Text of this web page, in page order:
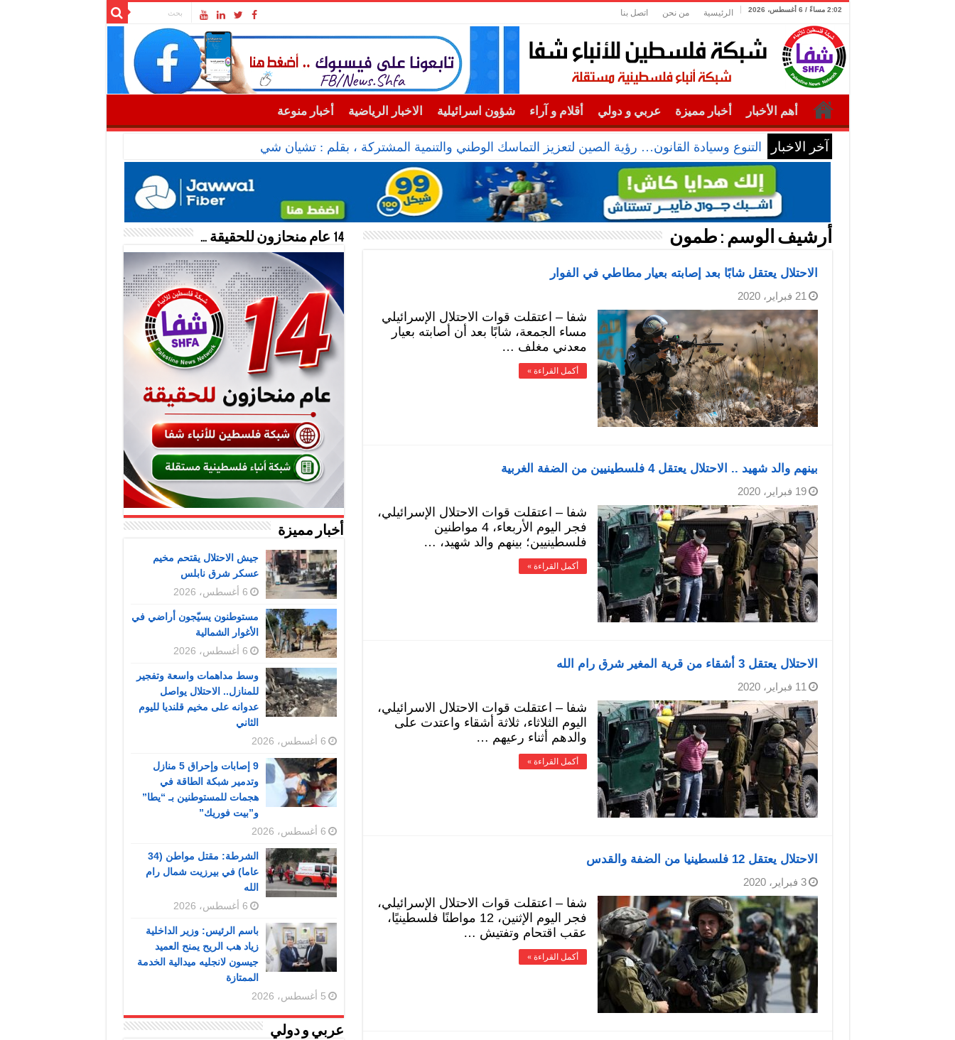
2:02 مساءً / 6 أغسطس، 2026 الرئيسية من نحن اتصل بنا
أهم الأخبار أخبار مميزة عربي و دولي أقلام و آراء شؤون اسرائيلية الاخبار الرياضية أخبار منوعة
آخر الاخبار التنوع وسيادة القانون… رؤية الصين لتعزيز التماسك الوطني والتنمية المشتركة ، بقلم : تشيان شي
أرشيف الوسم : طمون
الاحتلال يعتقل شابًا بعد إصابته بعيار مطاطي في الفوار
21 فبراير، 2020
شفا – اعتقلت قوات الاحتلال الإسرائيلي
مساء الجمعة، شابًا بعد أن أصابته بعيار
معدني مغلف …
أكمل القراءة »
بينهم والد شهيد .. الاحتلال يعتقل 4 فلسطينيين من الضفة الغربية
19 فبراير، 2020
شفا – اعتقلت قوات الاحتلال الإسرائيلي،
فجر اليوم الأربعاء، 4 مواطنين
فلسطينيين؛ بينهم والد شهيد، …
أكمل القراءة »
الاحتلال يعتقل 3 أشقاء من قرية المغير شرق رام الله
11 فبراير، 2020
شفا – اعتقلت قوات الاحتلال الاسرائيلي،
اليوم الثلاثاء، ثلاثة أشقاء واعتدت على
والدهم أثناء رعيهم …
أكمل القراءة »
الاحتلال يعتقل 12 فلسطينيا من الضفة والقدس
3 فبراير، 2020
شفا – اعتقلت قوات الاحتلال الإسرائيلي،
فجر اليوم الإثنين، 12 مواطنًا فلسطينيًا،
عقب اقتحام وتفتيش …
أكمل القراءة »
14 عام منحازون للحقيقة …
أخبار مميزة
جيش الاحتلال يقتحم مخيم
عسكر شرق نابلس
6 أغسطس، 2026
مستوطنون يسيّجون أراضي في
الأغوار الشمالية
6 أغسطس، 2026
وسط مداهمات واسعة وتفجير
للمنازل.. الاحتلال يواصل
عدوانه على مخيم قلنديا لليوم
الثاني
6 أغسطس، 2026
9 إصابات وإحراق 5 منازل
وتدمير شبكة الطاقة في
هجمات للمستوطنين بـ “يطا”
و”بيت فوريك”
6 أغسطس، 2026
الشرطة: مقتل مواطن (34
عاما) في بيرزيت شمال رام
الله
6 أغسطس، 2026
باسم الرئيس: وزير الداخلية
زياد هب الريح يمنح العميد
جيسون لانجليه ميدالية الخدمة
الممتازة
5 أغسطس، 2026
عربي و دولي